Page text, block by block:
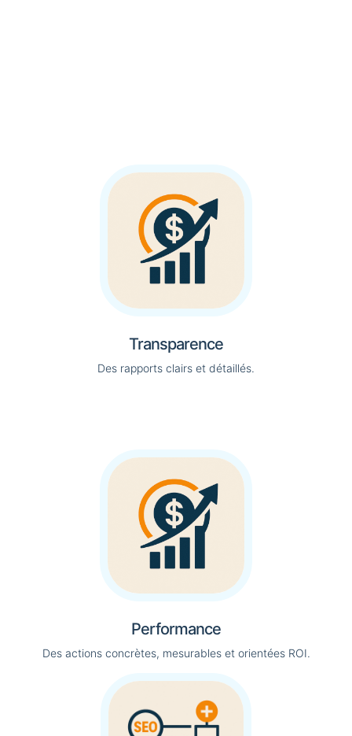
Transparence
Des rapports clairs et détaillés.
Performance
Des actions concrètes, mesurables et orientées ROI.